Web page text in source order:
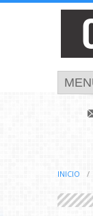
INICIO /